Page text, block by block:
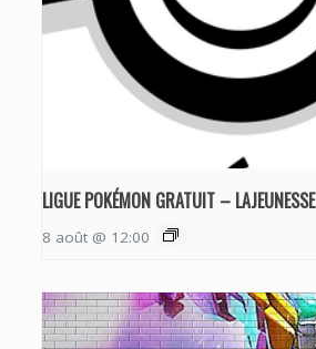
LIGUE POKÉMON GRATUIT – LAJEUNESSE
8 août @ 12:00